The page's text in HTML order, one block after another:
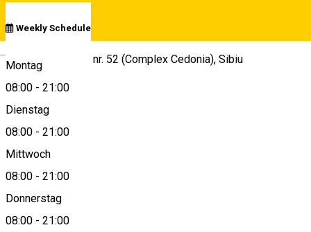
Weekly Schedule
Montag
08:00 - 21:00
Dienstag
08:00 - 21:00
Mittwoch
08:00 - 21:00
Donnerstag
08:00 - 21:00
Str. Nicolae Iorga, nr. 52 (Complex Cedonia), Sibiu
View on map